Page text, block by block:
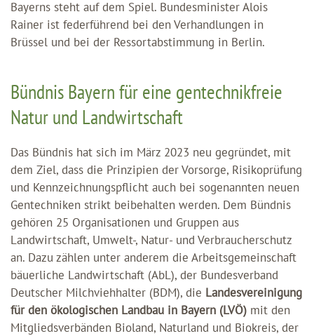
Bayerns steht auf dem Spiel. Bundesminister Alois
Rainer ist federführend bei den Verhandlungen in
Brüssel und bei der Ressortabstimmung in Berlin.
Bündnis Bayern für eine gentechnikfreie
Natur und Landwirtschaft
Das Bündnis hat sich im März 2023 neu gegründet, mit
dem Ziel, dass die Prinzipien der Vorsorge, Risikoprüfung
und Kennzeichnungspflicht auch bei sogenannten neuen
Gentechniken strikt beibehalten werden. Dem Bündnis
gehören 25 Organisationen und Gruppen aus
Landwirtschaft, Umwelt-, Natur- und Verbraucherschutz
an. Dazu zählen unter anderem die Arbeitsgemeinschaft
bäuerliche Landwirtschaft (AbL), der Bundesverband
Deutscher Milchviehhalter (BDM), die Landesvereinigung
für den ökologischen Landbau in Bayern (LVÖ) mit den
Mitgliedsverbänden Bioland, Naturland und Biokreis, der